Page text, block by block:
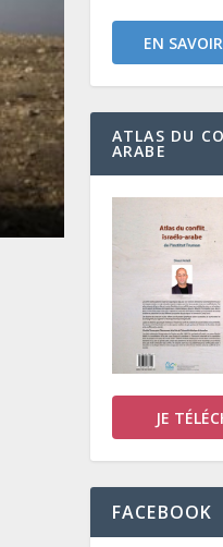
EN
ATLAS DU
ARABE
JE
FACEBOOK